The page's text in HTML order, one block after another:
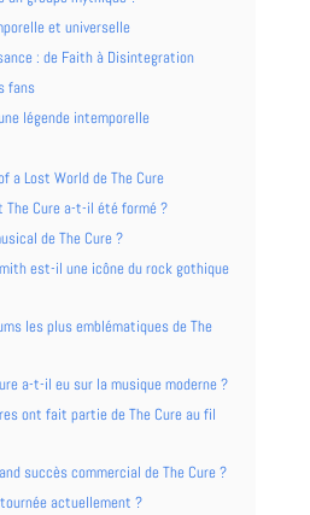
et universelle
: de Faith à Disintegration
fans
légende intemporelle
a Lost World de The Cure
The Cure a-t-il été formé ?
de The Cure ?
est-il une icône du rock gothique
les plus emblématiques de The
a-t-il eu sur la musique moderne ?
ont fait partie de The Cure au fil
succès commercial de The Cure ?
actuellement ?